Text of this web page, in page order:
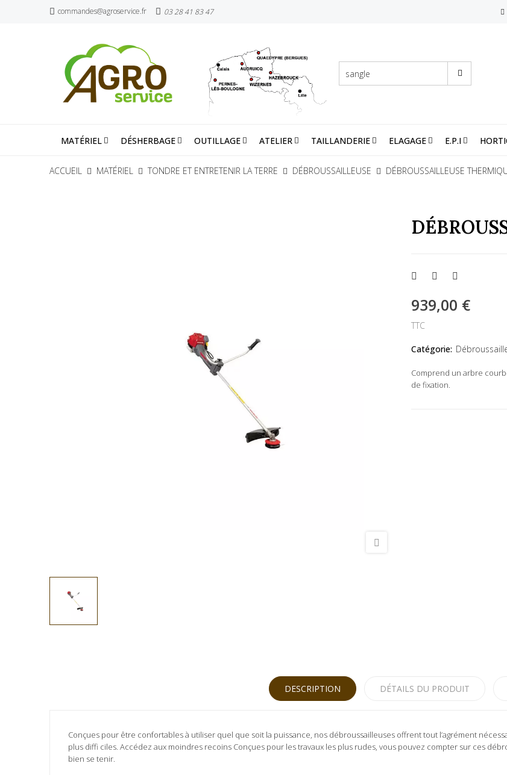
commandes@agroservice.fr 03 28 41 83 47
MATÉRIEL DÉSHERBAGE OUTILLAGE ATELIER TAILLANDERIE ELAGAGE E.P.I
ACCUEIL MATÉRIEL TONDRE ET ENTRETENIR LA TERRE DÉBROUSSAILLEUSE DÉBROUSSAILLEUSE
939,00 €
TTC
Catégorie:
Comprend un arbre
de fixation.
DESCRIPTION DÉTAILS DU PRODUIT
Conçues pour être confortables à utiliser quel que soit la puissance, nos débroussailleuses offrent tout l’agrément
plus diffi ciles. Accédez aux moindres recoins Conçues pour les travaux les plus rudes, vous pouvez compter sur ces
bien se tenir.